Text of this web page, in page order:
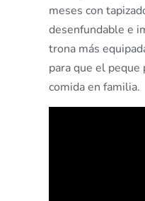
meses con
desenfundable e
trona más
para que el peque
comida en familia.